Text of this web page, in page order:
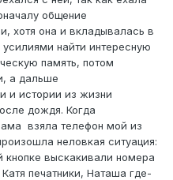
общение
хотя она и вкладывалась в
найти интересную
память, потом
а дальше
и истории из жизни
дождя. Когда
взяла телефон мой из
неловкая ситуация:
выскакивали номера
печатники, Наташа где-